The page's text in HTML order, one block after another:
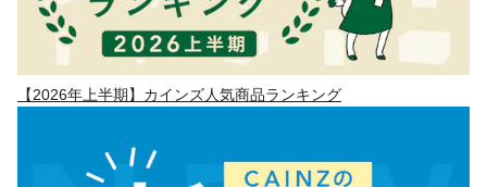
【2026年上半期】カインズ人気商品ランキング